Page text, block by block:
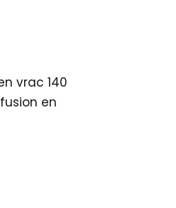
vrac 140
en